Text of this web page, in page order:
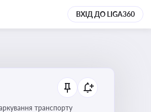
ВХІД ДО LIGA360
Тема охоплює систему місцевого оподаткування в Україні, включаючи туристичний збір, плату за земельні ділянки, за паркування транспорту